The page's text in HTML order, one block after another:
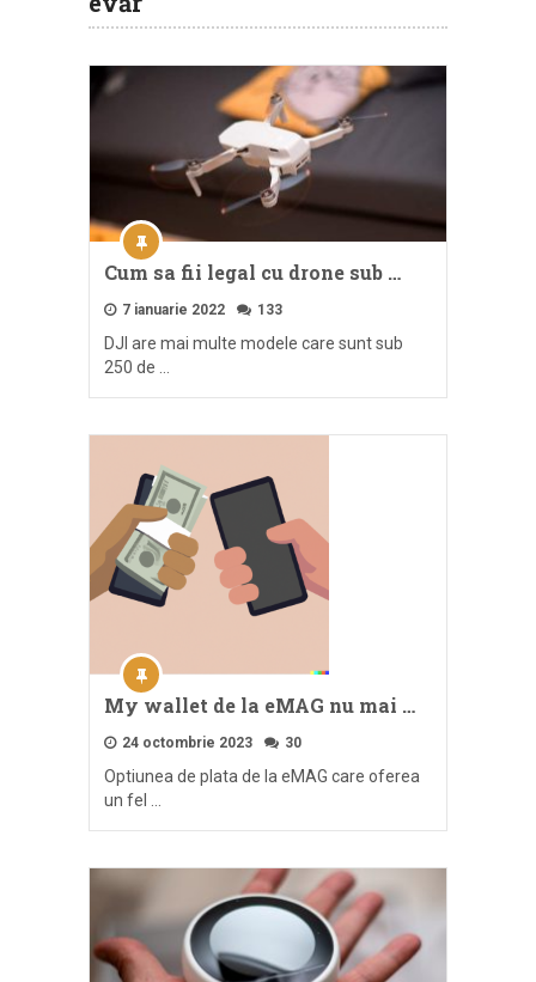
Cum sa fii legal cu drone sub …
7 ianuarie 2022 133
DJI are mai multe modele care sunt sub
250 de …
My wallet de la eMAG nu mai …
24 octombrie 2023 30
Optiunea de plata de la eMAG care oferea
un fel …